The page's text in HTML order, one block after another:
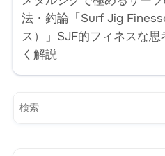
法・釣論「Surf Jig
ス）」SJF的フィネスな
く解説